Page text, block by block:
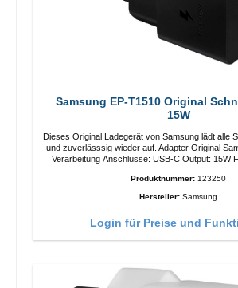
Samsung EP-T1510 Original
15W
Dieses Original Ladegerät von Samsung lädt alle
und zuverlässsig wieder auf. Adapter Original Samsung Hochwertige
Verarbeitung Anschlüsse: USB-C Output:
Produktnummer: 123250
Hersteller: Samsung
Login für Preise und